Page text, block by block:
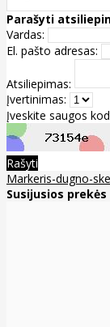
Parašyti
Vardas:
El. pašto adresas:
Atsiliepimas:
Įvertinimas:
Įveskite saugos
Rašyti
Markeris-dugno-
Susijusios prekės